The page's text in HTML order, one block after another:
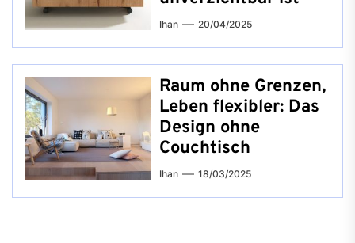
Ihan 20/04/2025
Raum ohne Grenzen,
Leben flexibler: Das
Design ohne
Couchtisch
Ihan 18/03/2025